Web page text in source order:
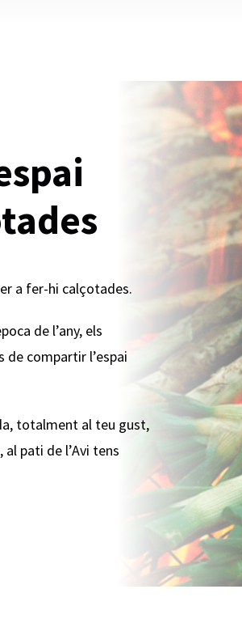
a fer-hi calçotades.
de l’any, els
de compartir l’espai
totalment al teu gust,
pati de l’Avi tens